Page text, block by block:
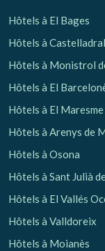
Hôtels à El Bages
Hôtels à Castelladral
Hôtels à Monistrol
Hôtels à El
Hôtels à El Maresme
Hôtels à Arenys de
Hôtels à Osona
Hôtels à Sant Julià
Hôtels à El Vallés
Hôtels à Valldoreix
Hôtels à Moianès